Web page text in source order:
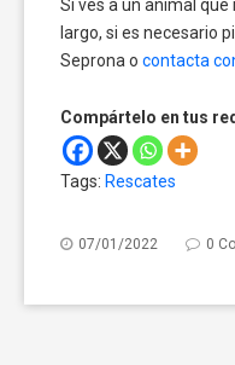
Si ves a un animal
largo, si es necesario
Seprona o contacta
Compártelo en tus
Tags: Rescates
07/01/2022 0